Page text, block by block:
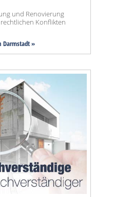
und Renovierung
Konflikten
Darmstadt »